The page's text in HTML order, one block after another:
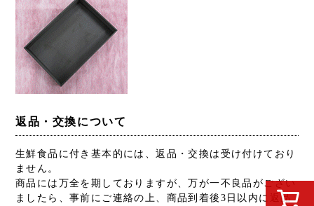
返品・交換について
生鮮食品に付き基本的には、返品・交換は受け付けており
ません。
商品には万全を期しておりますが、万が一不良品がござい
ましたら、事前にご連絡の上、商品到着後3日以内に返品